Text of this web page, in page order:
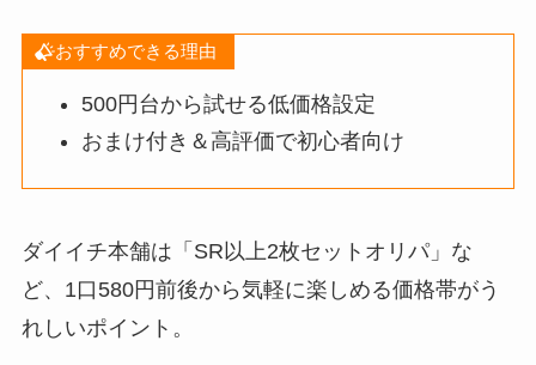
おすすめできる理由
500円台から試せる低価格設定
おまけ付き＆高評価で初心者向け
ダイイチ本舗は「SR以上2枚セットオリパ」な
ど、1口580円前後から気軽に楽しめる価格帯がう
れしいポイント。